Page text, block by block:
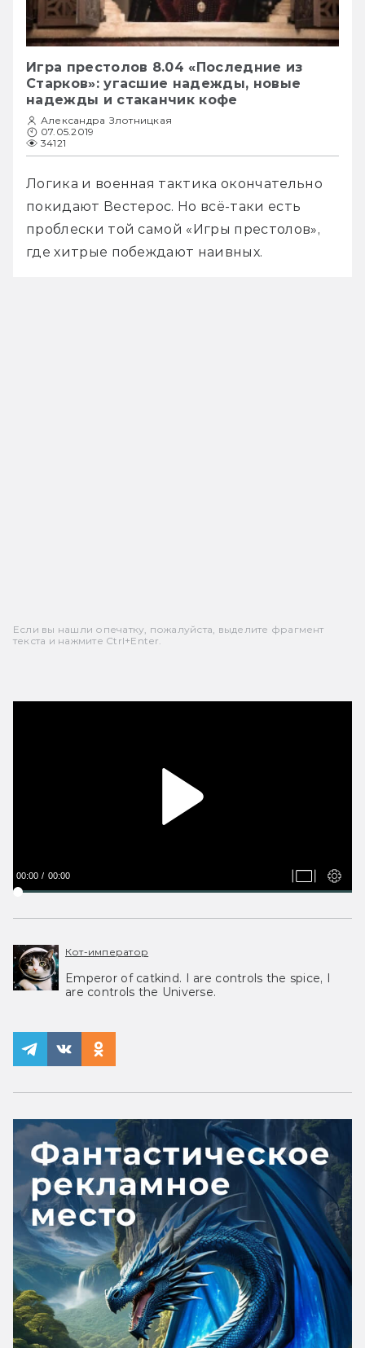
Игра престолов 8.04 «Последние из
Старков»: угасшие надежды, новые
надежды и стаканчик кофе
Александра Злотницкая
07.05.2019
34121
Логика и военная тактика окончательно
покидают Вестерос. Но всё-таки есть
проблески той самой «Игры престолов»,
где хитрые побеждают наивных.
Если вы нашли опечатку, пожалуйста, выделите фрагмент
текста и нажмите Ctrl+Enter.
00:00 00:00
Кот-император
Emperor of catkind. I are controls the spice, I
are controls the Universe.